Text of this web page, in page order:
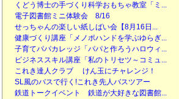
くどう博士の手づくり科学おもちゃ教室「ミ...
電子図書館ミニ体験会 8/16
せっちゃんの楽しい紙しばい会【8月16日...
健康づくり講座「メノポハンドを学ぶゆらぎ...
子育てパパカレッジ「パパと作ろうハロウィ...
ビジネススキル講座「私のトリセツ～コミュ...
これき達人クラブ けん玉にチャレンジ！
SL風のバスで行く!これき先人バスツアー
鉄道トークイベント 鉄道が大好きな図書館...